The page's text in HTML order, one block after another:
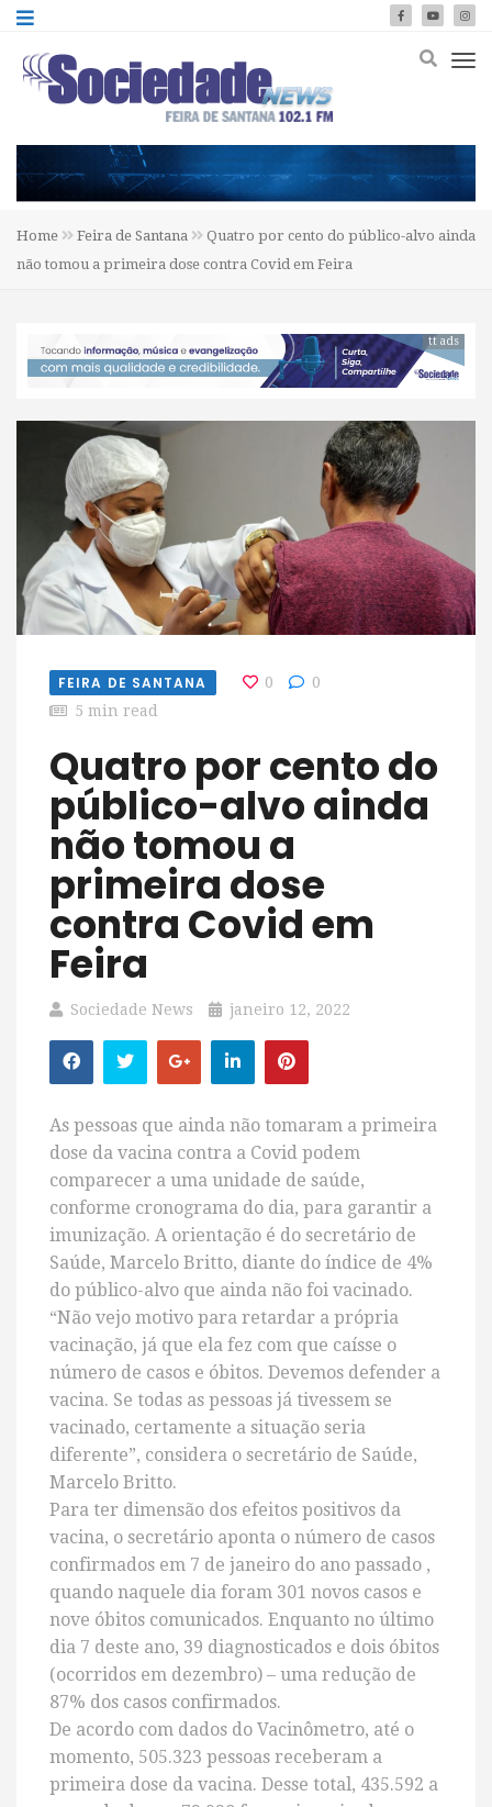
Home Feira de Santana
Quatro por cento do público-alvo ainda
não tomou a primeira dose contra Covid em Feira
tt ads
FEIRA DE SANTANA 0
0
5 min read
Quatro por cento do
público-alvo ainda
não tomou a
primeira dose
contra Covid em
Feira
Sociedade News janeiro 12, 2022
As pessoas que ainda não tomaram a primeira
dose da vacina contra a Covid podem
comparecer a uma unidade de saúde,
conforme cronograma do dia, para garantir a
imunização. A orientação é do secretário de
Saúde, Marcelo Britto, diante do índice de 4%
do público-alvo que ainda não foi vacinado.
“Não vejo motivo para retardar a própria
vacinação, já que ela fez com que caísse o
número de casos e óbitos. Devemos defender a
vacina. Se todas as pessoas já tivessem se
vacinado, certamente a situação seria
diferente”, considera o secretário de Saúde,
Marcelo Britto.
Para ter dimensão dos efeitos positivos da
vacina, o secretário aponta o número de casos
confirmados em 7 de janeiro do ano passado ,
quando naquele dia foram 301 novos casos e
nove óbitos comunicados. Enquanto no último
dia 7 deste ano, 39 diagnosticados e dois óbitos
(ocorridos em dezembro) – uma redução de
87% dos casos confirmados.
De acordo com dados do Vacinômetro, até o
momento, 505.323 pessoas receberam a
primeira dose da vacina. Desse total, 435.592 a